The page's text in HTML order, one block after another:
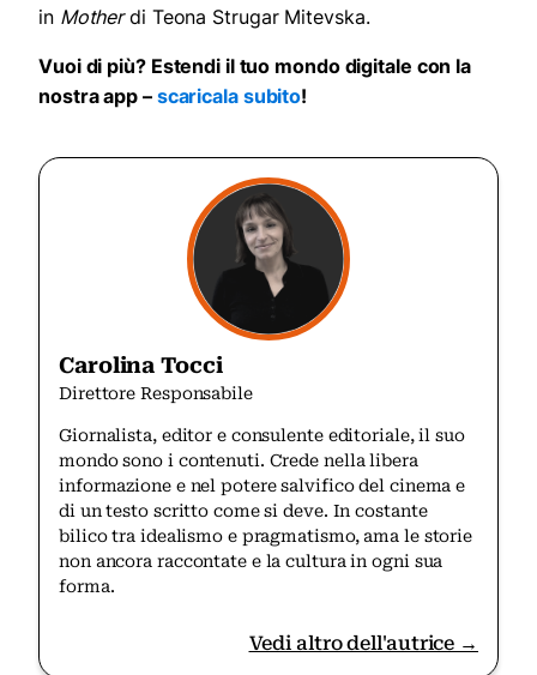
in Motherdi Teona Strugar Mitevska.
Vuoi di più? Estendi il tuo mondo digitale con la
nostra app – scaricala subito!
Carolina Tocci
Direttore Responsabile
Giornalista, editor e consulente editoriale, il suo
mondo sono i contenuti. Crede nella libera
informazione e nel potere salvifico del cinema e
di un testo scritto come si deve. In costante
bilico tra idealismo e pragmatismo, ama le storie
non ancora raccontate e la cultura in ogni sua
forma.
Vedi altro dell'autrice →